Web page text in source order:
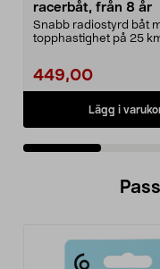
racerbåt, från 8 år
Snabb radiostyrd båt
topphastighet på 25
449,00
Lägg i